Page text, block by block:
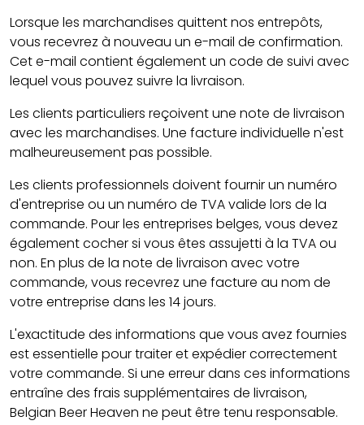
Lorsque les marchandises quittent nos entrepôts,
vous recevrez à nouveau un e-mail de confirmation.
Cet e-mail contient également un code de suivi avec
lequel vous pouvez suivre la livraison.
Les clients particuliers reçoivent une note de livraison
avec les marchandises. Une facture individuelle n'est
malheureusement pas possible.
Les clients professionnels doivent fournir un numéro
d'entreprise ou un numéro de TVA valide lors de la
commande. Pour les entreprises belges, vous devez
également cocher si vous êtes assujetti à la TVA ou
non. En plus de la note de livraison avec votre
commande, vous recevrez une facture au nom de
votre entreprise dans les 14 jours.
L'exactitude des informations que vous avez fournies
est essentielle pour traiter et expédier correctement
votre commande. Si une erreur dans ces informations
entraîne des frais supplémentaires de livraison,
Belgian Beer Heaven ne peut être tenu responsable.